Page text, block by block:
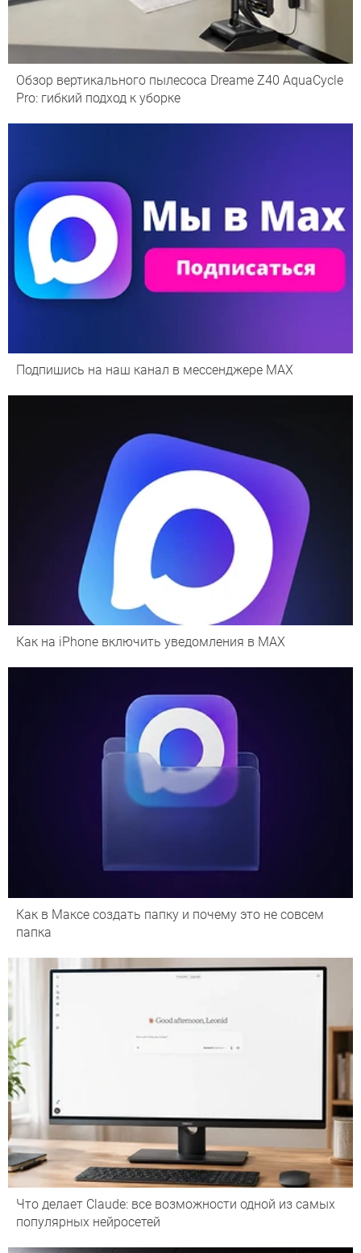
Обзор вертикального пылесоса Dreame Z40 AquaCycle
Pro: гибкий подход к уборке
Подпишись на наш канал в мессенджере МАХ
Как на iPhone включить уведомления в MAX
Как в Максе создать папку и почему это не совсем
папка
Что делает Сlaude: все возможности одной из самых
популярных нейросетей